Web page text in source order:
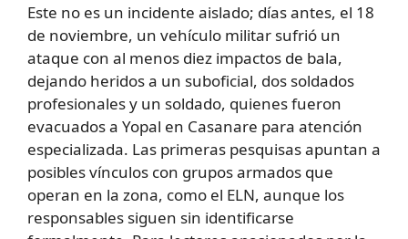
Este no es un incidente aislado; días antes, el 18
de noviembre, un vehículo militar sufrió un
ataque con al menos diez impactos de bala,
dejando heridos a un suboficial, dos soldados
profesionales y un soldado, quienes fueron
evacuados a Yopal en Casanare para atención
especializada. Las primeras pesquisas apuntan a
posibles vínculos con grupos armados que
operan en la zona, como el ELN, aunque los
responsables siguen sin identificarse